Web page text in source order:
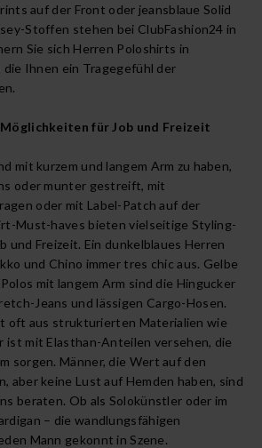
auf der Front oder jeansblaue Solid
Stoffen stehen bei ClubFashion24 in
Sie sich Herren Poloshirts in
Ihnen ein Tragegefühl der
für Job und Freizeit
mit kurzem und langem Arm zu haben,
oder munter gestreift, mit
oder mit Label-Patch auf der
Must-haves bieten vielseitige Styling-
und Freizeit. Ein dunkelblaues Herren
und Chino immer tres chic aus. Gelbe
mit langem Arm sind die Hingucker
Jeans und lässigen Cargo-Hosen.
oft aus strukturierten Materialien wie
ist mit Elasthan-Anteilen versehen, die
sorgen. Männer, die Wert auf den
aber keine Lust auf Hemden haben, sind
beraten. Ob als Solokünstler oder im
– die wandlungsfähigen
Mann gekonnt in Szene.